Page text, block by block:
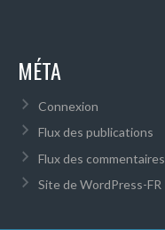
MÉTA
Connexion
Flux des publications
Flux des commentaires
Site de WordPress-FR